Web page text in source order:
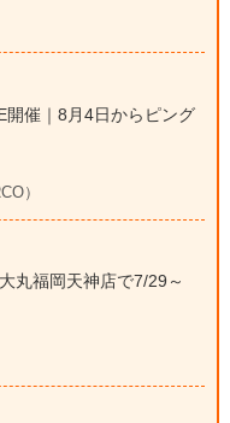
開催｜8月4日からピング
）
丸福岡天神店で7/29～